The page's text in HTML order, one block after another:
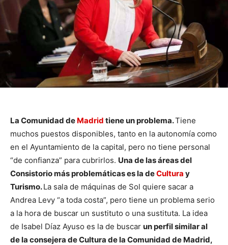
La Comunidad de Madrid tiene un problema.Tiene
muchos puestos disponibles, tanto en la autonomía como
en el Ayuntamiento de la capital, pero no tiene personal
“de confianza” para cubrirlos. Una de las áreas del
Consistorio más problemáticas es la deCultura y
Turismo.La sala de máquinas de Sol quiere sacar a
Andrea Levy “a toda costa”, pero tiene un problema serio
a la hora de buscar un sustituto o una sustituta. La idea
de Isabel Díaz Ayuso es la de buscar un perfil similar al
de la consejera de Cultura de la Comunidad de Madrid,